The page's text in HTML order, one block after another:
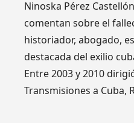
Ninoska Pérez
comentan sobre el
historiador, abogado,
destacada del exilio
Entre 2003 y 2010
Transmisiones a Cuba,